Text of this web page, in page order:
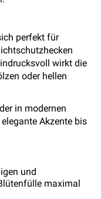
perfekt für
wirkt die
oder hellen
in modernen
Akzente bis
und
maximal